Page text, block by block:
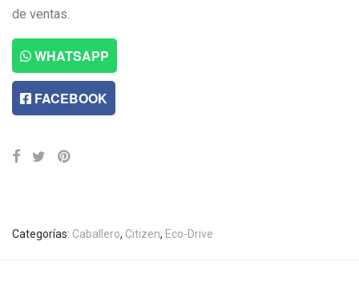
de ventas.
WHATSAPP
FACEBOOK
Categorías: Caballero, Citizen, Eco-Drive